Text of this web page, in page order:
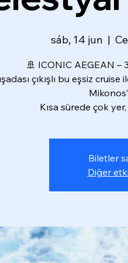
sáb, 14 jun
  |
🚢 ICONIC AEGEAN –
çıkışlı bu eşsiz
Kısa sürede çok
Biletler
Diğer